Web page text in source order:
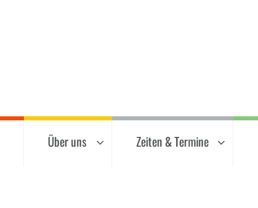
Über uns Zeiten & Termine